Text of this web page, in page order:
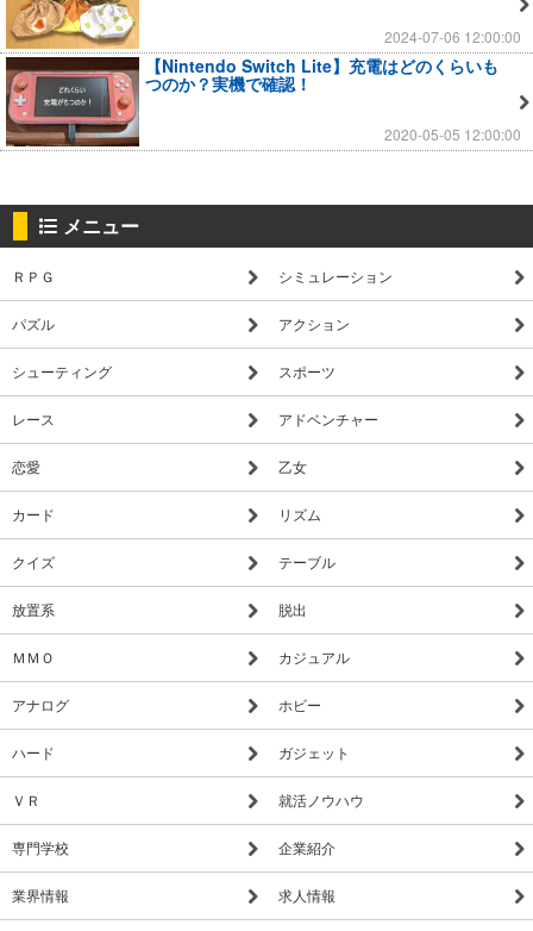
2024-07-06 12:00:00
【Nintendo Switch Lite】充電はどのくらいも
つのか？実機で確認！
2020-05-05 12:00:00
メニュー
ＲＰＧ シミュレーション
パズル アクション
シューティング スポーツ
レース アドベンチャー
恋愛 乙女
カード リズム
クイズ テーブル
放置系 脱出
ＭＭＯ カジュアル
アナログ ホビー
ハード ガジェット
ＶＲ 就活ノウハウ
専門学校 企業紹介
業界情報 求人情報